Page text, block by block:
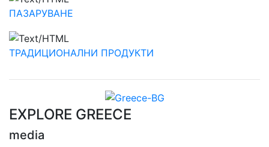
ПАЗАРУВАНЕ
ТРАДИЦИОНАЛНИ ПРОДУКТИ
EXPLORE GREECE
media